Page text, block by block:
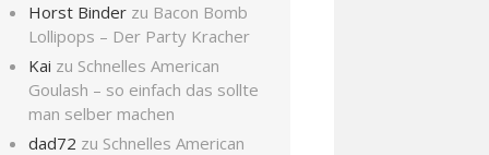
Horst Binder zu Bacon Bomb
Lollipops – Der Party Kracher
Kai zu Schnelles American
Goulash – so einfach das sollte
man selber machen
dad72 zu Schnelles American